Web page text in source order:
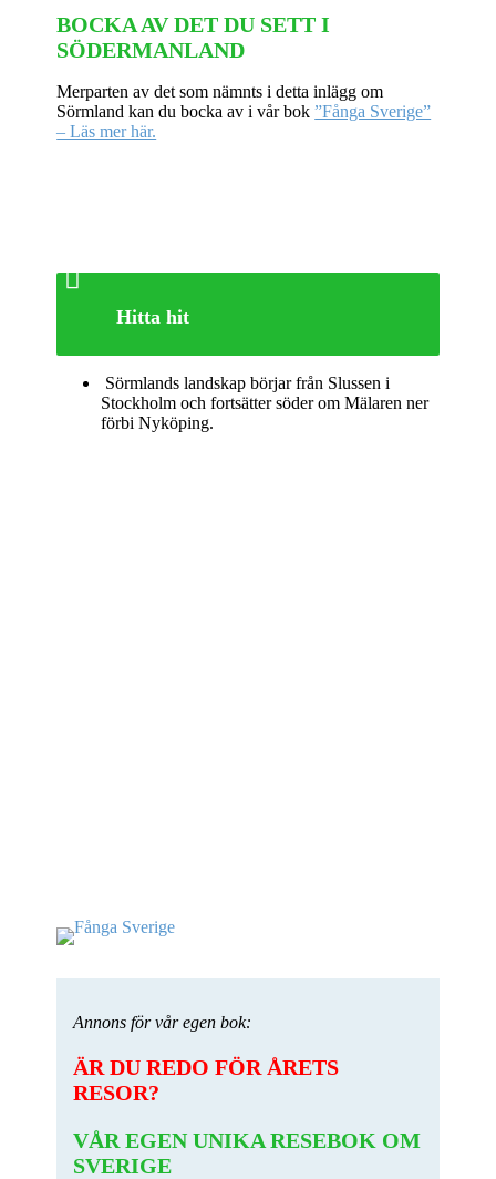
BOCKA AV DET DU SETT I
SÖDERMANLAND
Merparten av det som nämnts i detta inlägg om
Sörmland kan du bocka av i vår bok”Fånga Sverige”
– Läs mer här.

Hitta hit
Sörmlands landskap börjar från Slussen i
Stockholm och fortsätter söder om Mälaren ner
förbi Nyköping.
Annons för vår egen bok:
ÄR DU REDO FÖR ÅRETS
RESOR?
VÅR EGEN UNIKA RESEBOK OM
SVERIGE